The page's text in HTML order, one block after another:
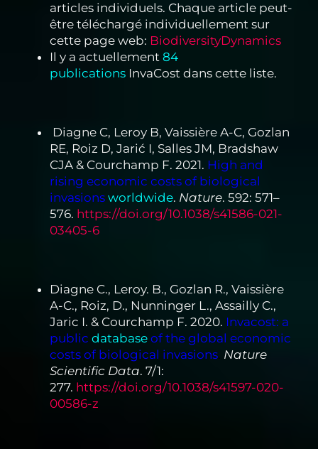
articles individuels. Chaque article peut-
être téléchargé individuellement sur
cette page web: BiodiversityDynamics
Il y a actuellement 84
publicationsInvaCost dans cette liste.
Diagne C, Leroy B, Vaissière A-C, Gozlan
RE, Roiz D, Jarić I, Salles JM, Bradshaw
CJA & Courchamp F. 2021. High and
rising economic costs of biological
invasions worldwide. Nature. 592: 571–
576. https://doi.org/10.1038/s41586-021-
03405-6
Diagne C., Leroy. B., Gozlan R., Vaissière
A-C., Roiz, D., Nunninger L., Assailly C.,
Jaric I. & Courchamp F. 2020. Invacost: a
public database of the global economic
costs of biological invasions. Nature
Scientific Data. 7/1:
277. https://doi.org/10.1038/s41597-020-
00586-z